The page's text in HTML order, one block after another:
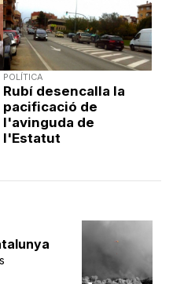
POLÍTICA
Rubí desencalla la
pacificació de
l'avinguda de
l'Estatut